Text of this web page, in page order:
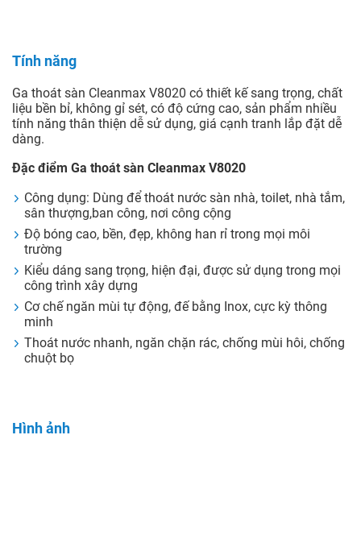
Tính năng
Ga thoát sàn Cleanmax V8020 có thiết kế sang trọng, chất
liệu bền bỉ, không gỉ sét, có độ cứng cao, sản phẩm nhiều
tính năng thân thiện dễ sử dụng, giá cạnh tranh lắp đặt dễ
dàng.
Đặc điểm Ga thoát sàn Cleanmax V8020
Công dụng: Dùng để thoát nước sàn nhà, toilet, nhà tắm,
sân thượng,ban công, nơi công cộng
Độ bóng cao, bền, đẹp, không han rỉ trong mọi môi
trường
Kiểu dáng sang trọng, hiện đại, được sử dụng trong mọi
công trình xây dựng
Cơ chế ngăn mùi tự động, đế bằng Inox, cực kỳ thông
minh
Thoát nước nhanh, ngăn chặn rác, chống mùi hôi, chống
chuột bọ
Hình ảnh